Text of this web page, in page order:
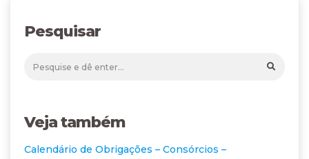
Pesquisar
Veja também
Calendário de Obrigações – Consórcios –